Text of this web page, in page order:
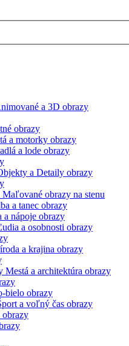
a 3D obrazy
obrazy
a motorky obrazy
a lode obrazy
a Detaily obrazy
Maľované obrazy na stenu
a tanec obrazy
a nápoje obrazy
a osobnosti obrazy
a krajina obrazy
Mestá a architektúra obrazy
bielo obrazy
a voľný čas obrazy